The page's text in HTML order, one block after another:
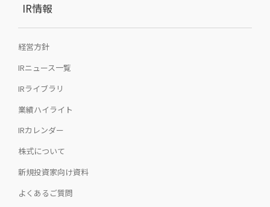
IR情報
経営方針
IRニュース一覧
IRライブラリ
業績ハイライト
IRカレンダー
株式について
新規投資家向け資料
よくあるご質問